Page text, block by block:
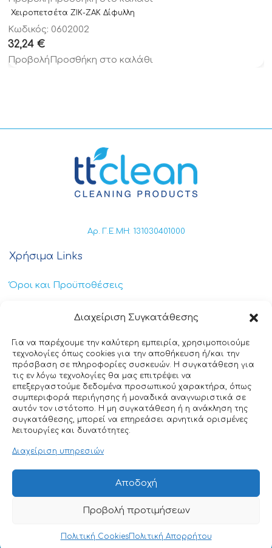
Διαχείριση Συγκατάθεσης
Για να παρέχουμε την καλύτερη εμπειρία, χρησιμοποιούμε
τεχνολογίες όπως cookies για την αποθήκευση ή/και την
πρόσβαση σε πληροφορίες συσκευών. Η συγκατάθεση για
τις εν λόγω τεχνολογίες θα μας επιτρέψει να
επεξεργαστούμε δεδομένα προσωπικού χαρακτήρα, όπως
συμπεριφορά περιήγησης ή μοναδικά αναγνωριστικά σε
αυτόν τον ιστότοπο. Η μη συγκατάθεση ή η ανάκληση της
συγκατάθεσης, μπορεί να επηρεάσει αρνητικά ορισμένες
λειτουργίες και δυνατότητες.
Διαχείριση υπηρεσιών
Αποδοχή
Προβολή προτιμήσεων
Πολιτική CookiesΠολιτική Απορρήτου
Χειροπετσέτα ΖΙΚ-ΖΑΚ Δίφυλλη
Κωδικός: 0602002
32,24 €
Προβολή Προσθήκη στο καλάθι
Αρ. Γ.Ε.ΜΗ: 131030401000
Χρήσιμα Links
Όροι και Προϋποθέσεις
Πολιτική Απορρήτου
Πολιτική Cookies
Επικοινωνία
+30 211 404 0235
info@ttclean.gr
© 2025 TT Clean All rights reserved. Designed by
Nuntiusweb